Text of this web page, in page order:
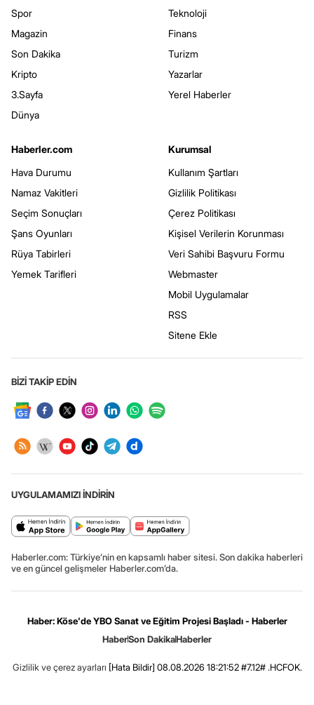
Spor
Magazin
Son Dakika
Kripto
3.Sayfa
Dünya
Teknoloji
Finans
Turizm
Yazarlar
Yerel Haberler
Haberler.com
Hava Durumu
Namaz Vakitleri
Seçim Sonuçları
Şans Oyunları
Rüya Tabirleri
Yemek Tarifleri
Kurumsal
Kullanım Şartları
Gizlilik Politikası
Çerez Politikası
Kişisel Verilerin Korunması
Veri Sahibi Başvuru Formu
Webmaster
Mobil Uygulamalar
RSS
Sitene Ekle
BİZİ TAKİP EDİN
UYGULAMAMIZI İNDİRİN
Haberler.com: Türkiye’nin en kapsamlı haber sitesi. Son dakika haberleri
ve en güncel gelişmeler Haberler.com’da.
Haber: Köse'de YBO Sanat ve Eğitim Projesi Başladı - Haberler
HaberSon DakikaHaberler
Gizlilik ve çerez ayarları [Hata Bildir] 08.08.2026 18:21:52 #7.12# .HCFOK.